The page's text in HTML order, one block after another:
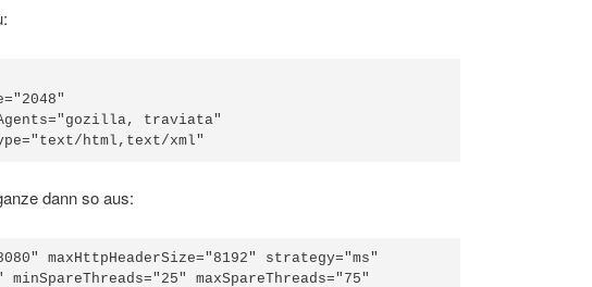
traviata"
html,text/xml"
dann so aus:
maxHttpHeaderSize="8192" strategy="ms"
minSpareThreads="25" maxSpareThreads="75"